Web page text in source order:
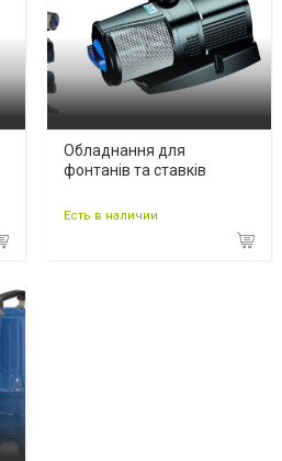
Обладнання для
фонтанів та ставків
Есть в наличии